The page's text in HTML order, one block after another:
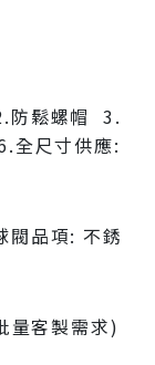
防鬆螺帽 3.
全尺寸供應:
閥品項: 不銹
量客製需求)